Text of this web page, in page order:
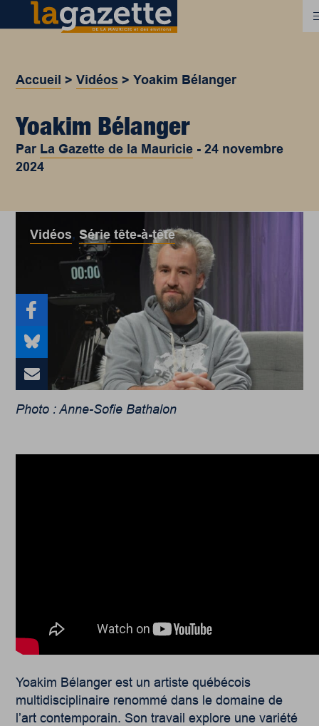
Accueil >Vidéos >Yoakim Bélanger
Yoakim Bélanger
Par La Gazette de la Mauricie -24 novembre
2024
Vidéos,Série tête-à-tête
Photo : Anne-Sofie Bathalon
Yoakim Bélanger est un artiste québécois
multidisciplinaire renommé dans le domaine de
l’art contemporain. Son travail explore une variété